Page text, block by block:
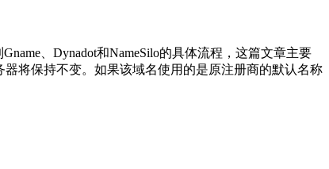
、Dynadot和NameSilo的具体流程，这篇文章主要
器将保持不变。如果该域名使用的是原注册商的默认名称